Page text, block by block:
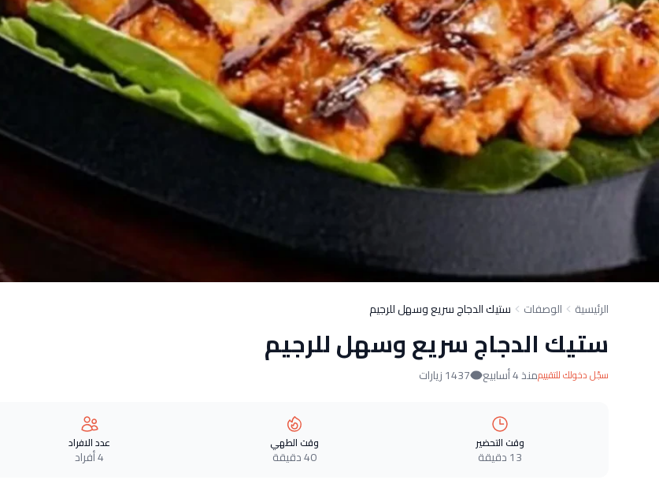
الرئيسية الوصفات ستيك الدجاج سريع وسهل للرجيم
ستيك الدجاج سريع وسهل للرجيم
سجّل دخولك للتقييممنذ 4 أسابيع 1437 زيارات
وقت التحضير
13 دقيقة
وقت الطهي
40 دقيقة
عدد الافراد
4 أفراد